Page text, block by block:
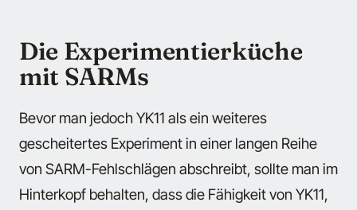
Die Experimentierküche
mit SARMs
Bevor man jedoch YK11 als ein weiteres
gescheitertes Experiment in einer langen Reihe
von SARM-Fehlschlägen abschreibt, sollte man im
Hinterkopf behalten, dass die Fähigkeit von YK11,